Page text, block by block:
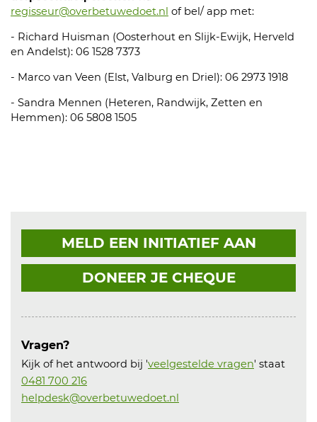
regisseur@overbetuwedoet.nl of bel/ app met:
- Richard Huisman (Oosterhout en Slijk-Ewijk, Herveld
en Andelst): 06 1528 7373
- Marco van Veen (Elst, Valburg en Driel): 06 2973 1918
- Sandra Mennen (Heteren, Randwijk, Zetten en
Hemmen): 06 5808 1505
MELD EEN INITIATIEF AAN
DONEER JE CHEQUE
Vragen?
Kijk of het antwoord bij 'veelgestelde vragen' staat
0481 700 216
helpdesk@overbetuwedoet.nl